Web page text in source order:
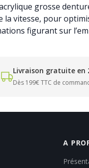
grosse
vitesse, pour
figurant sur
Livraison gratuite en
Dès 199€ TTC de
A